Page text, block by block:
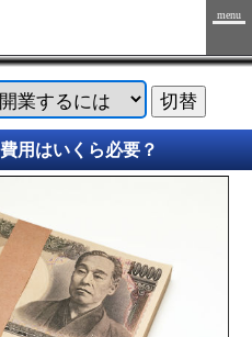
menu
用はいくら必要？